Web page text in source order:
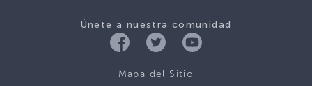
Únete a nuestra comunidad
Mapa del Sitio